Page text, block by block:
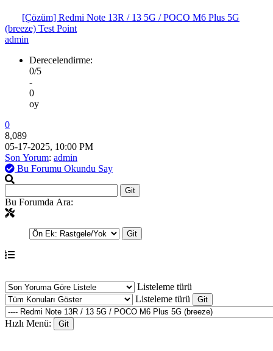
[Çözüm] Redmi Note 13R / 13 5G / POCO M6 Plus 5G
(breeze) Test Point
admin
Derecelendirme:
0/5
-
0
oy
0
8,089
05-17-2025, 10:00 PM
Son Yorum: admin
Bu Forumu Okundu Say
Bu Forumda Ara:
Listeleme türü
Listeleme türü
Hızlı Menü: